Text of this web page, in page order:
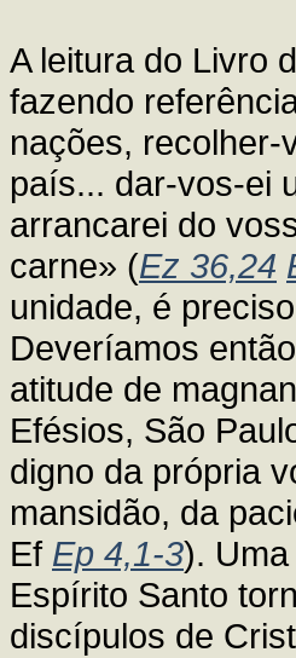
A leitura do Livro
fazendo
nações,
país... dar-vos-ei
arrancarei do
carne» (Ez 36,24
unidade, é
Deveríamos
atitude de
Efésios, São
digno da própria
mansidão, da
Ef Ep 4,1-3).
Espírito Santo
discípulos de